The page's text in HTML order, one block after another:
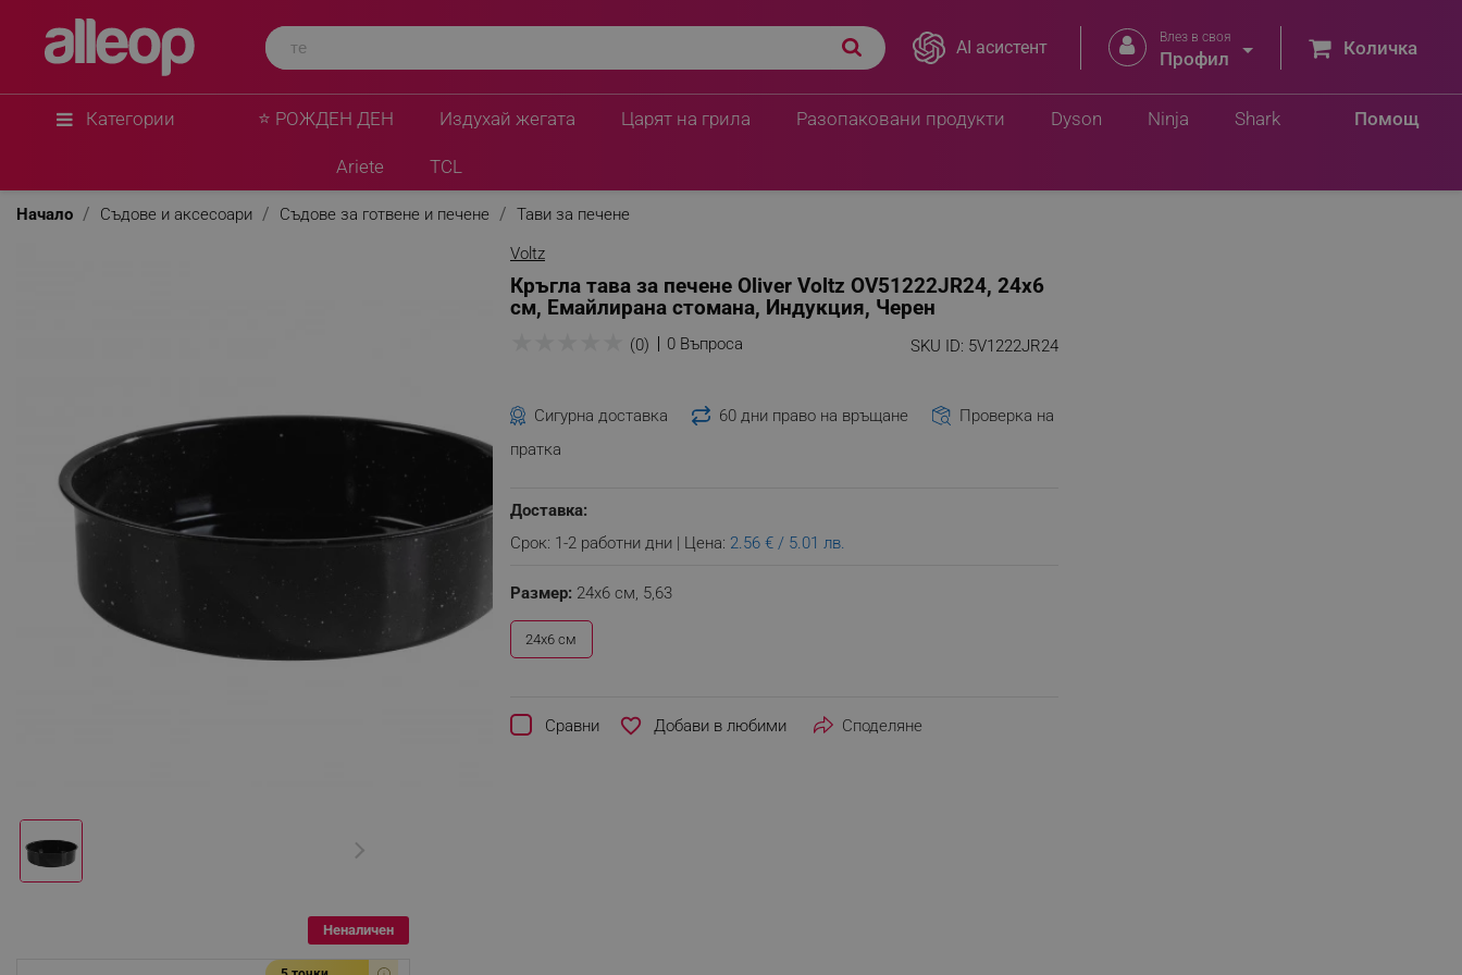
AI асистент  Влез в своя
Профил  Количка
Категории ⭐ РОЖДЕН ДЕН Издухай жегата Царят на грила Разопаковани продукти Помощ
Dyson Ninja Shark
Ariete TCL
Начало Съдове и аксесоари Съдове за готвене и печене
Тави за печене
Voltz
Кръгла тава за печене Oliver Voltz OV51222JR24, 24х6
см, Емайлирана стомана, Индукция, Черен
SKU ID: 5V1222JR24
(0) 0 Въпроса
Сигурна доставка 60 дни право на връщане
Проверка на
пратка
Доставка:
Срок: 1-2 работни дни | Цена: 2.56 € / 5.01 лв.
Размер: 24x6 см, 5,63
24x6 см
Сравни favorite_border Споделяне
Неналичен